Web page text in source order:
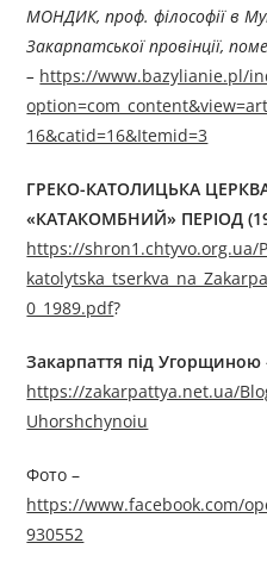
МОНДИК, проф. філософії в
Закарпатської провінції,
– https://www.bazylianie.pl/
16&catid=16&Itemid=3
ГРЕКО-КАТОЛИЦЬКА
«КАТАКОМБНИЙ» ПЕРІОД
https://shron1.chtyvo.org.ua/
0_1989.pdf?
Закарпаття під Угорщиною
https://zakarpattya.net.ua/
Uhorshchynoiu
Фото –
https://www.facebook.com/
930552